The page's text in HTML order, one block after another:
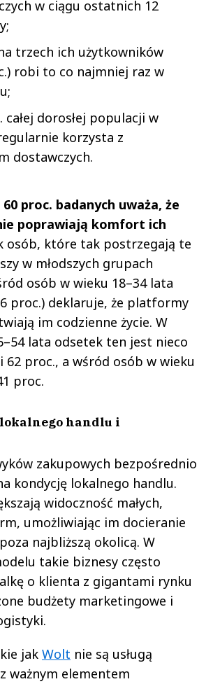
w ciągu ostatnich 12
trzech ich użytkowników
robi to co najmniej raz w
całej dorosłej populacji w
korzysta z
dostawczych.
60 proc. badanych uważa, że
poprawiają komfort ich
osób, które tak postrzegają te
w młodszych grupach
osób w wieku 18–34 lata
proc.) deklaruje, że platformy
im codzienne życie. W
lata odsetek ten jest nieco
62 proc., a wśród osób w wieku
proc.
handlu i
zakupowych bezpośrednio
kondycję lokalnego handlu.
widoczność małych,
umożliwiając im docieranie
najbliższą okolicą. W
takie biznesy często
o klienta z gigantami rynku
budżety marketingowe i
jak Wolt nie są usługą
ważnym elementem